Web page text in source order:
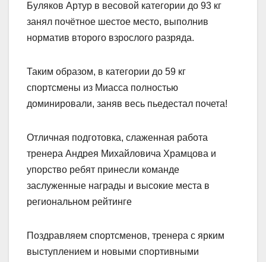
Буляков Артур в весовой категории до 93 кг
занял почётное шестое место, выполнив
норматив второго взрослого разряда.
Таким образом, в категории до 59 кг
спортсмены из Миасса полностью
доминировали, заняв весь пьедестал почета!
Отличная подготовка, слаженная работа
тренера Андрея Михайловича Храмцова и
упорство ребят принесли команде
заслуженные награды и высокие места в
региональном рейтинге
Поздравляем спортсменов, тренера с ярким
выступлением и новыми спортивными